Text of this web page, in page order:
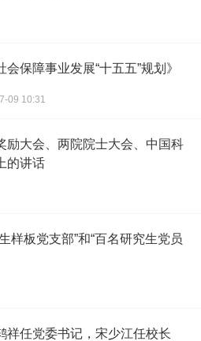
保障事业发展“十五五”规划》
09 10:31
励大会、两院院士大会、中国科
的讲话
样板党支部”和“百名研究生党员
祥任党委书记，宋少江任校长